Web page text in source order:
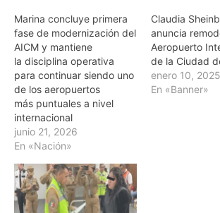
Marina concluye primera
fase de modernización del
AICM y mantiene
la disciplina operativa
para continuar siendo uno
de los aeropuertos
más puntuales a nivel
internacional
junio 21, 2026
En «Nación»
Claudia
anuncia
Aeropuerto
de la Ciudad
enero 10, 2025
En «Banner»